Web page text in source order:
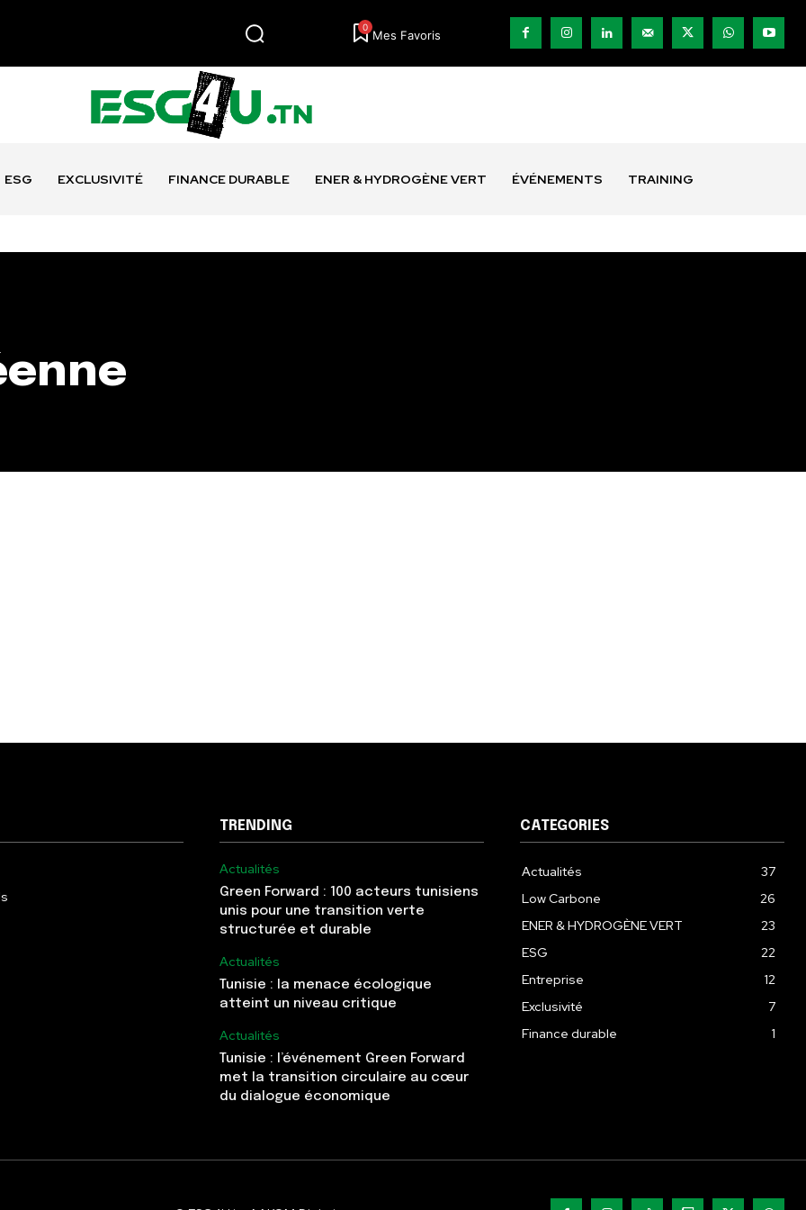
0
Mes Favoris
ESG EXCLUSIVITÉ FINANCE DURABLE ENER & HYDROGÈNE VERT ÉVÉNEMENTS TRAINING
TRENDING
Actualités
Green Forward : 100 acteurs tunisiens
unis pour une transition verte
structurée et durable
Actualités
Tunisie : la menace écologique
atteint un niveau critique
Actualités
Tunisie : l’événement Green Forward
met la transition circulaire au cœur
du dialogue économique
CATEGORIES
Actualités
37
Low Carbone
26
ENER & HYDROGÈNE VERT
23
ESG
22
Entreprise
12
Exclusivité
7
Finance durable
1